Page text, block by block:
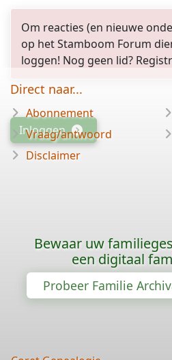
Om reacties (en nieuwe
op het Stamboom Forum
loggen! Nog geen lid?
Inloggen
Direct naar...
Abonnement
Vraag/antwoord
Disclaimer
Bewaar uw
een digitaal
Probeer Familie